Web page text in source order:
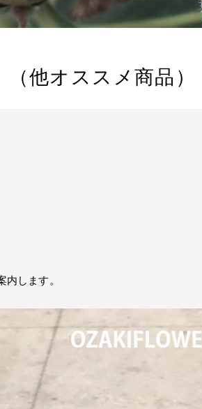
他オススメ商品）
します。